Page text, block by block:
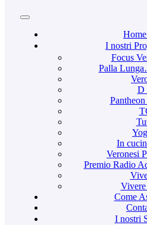
I nostri
Focus
Palla
D
In
Veronesi
Premio Radio
Come
I nostri